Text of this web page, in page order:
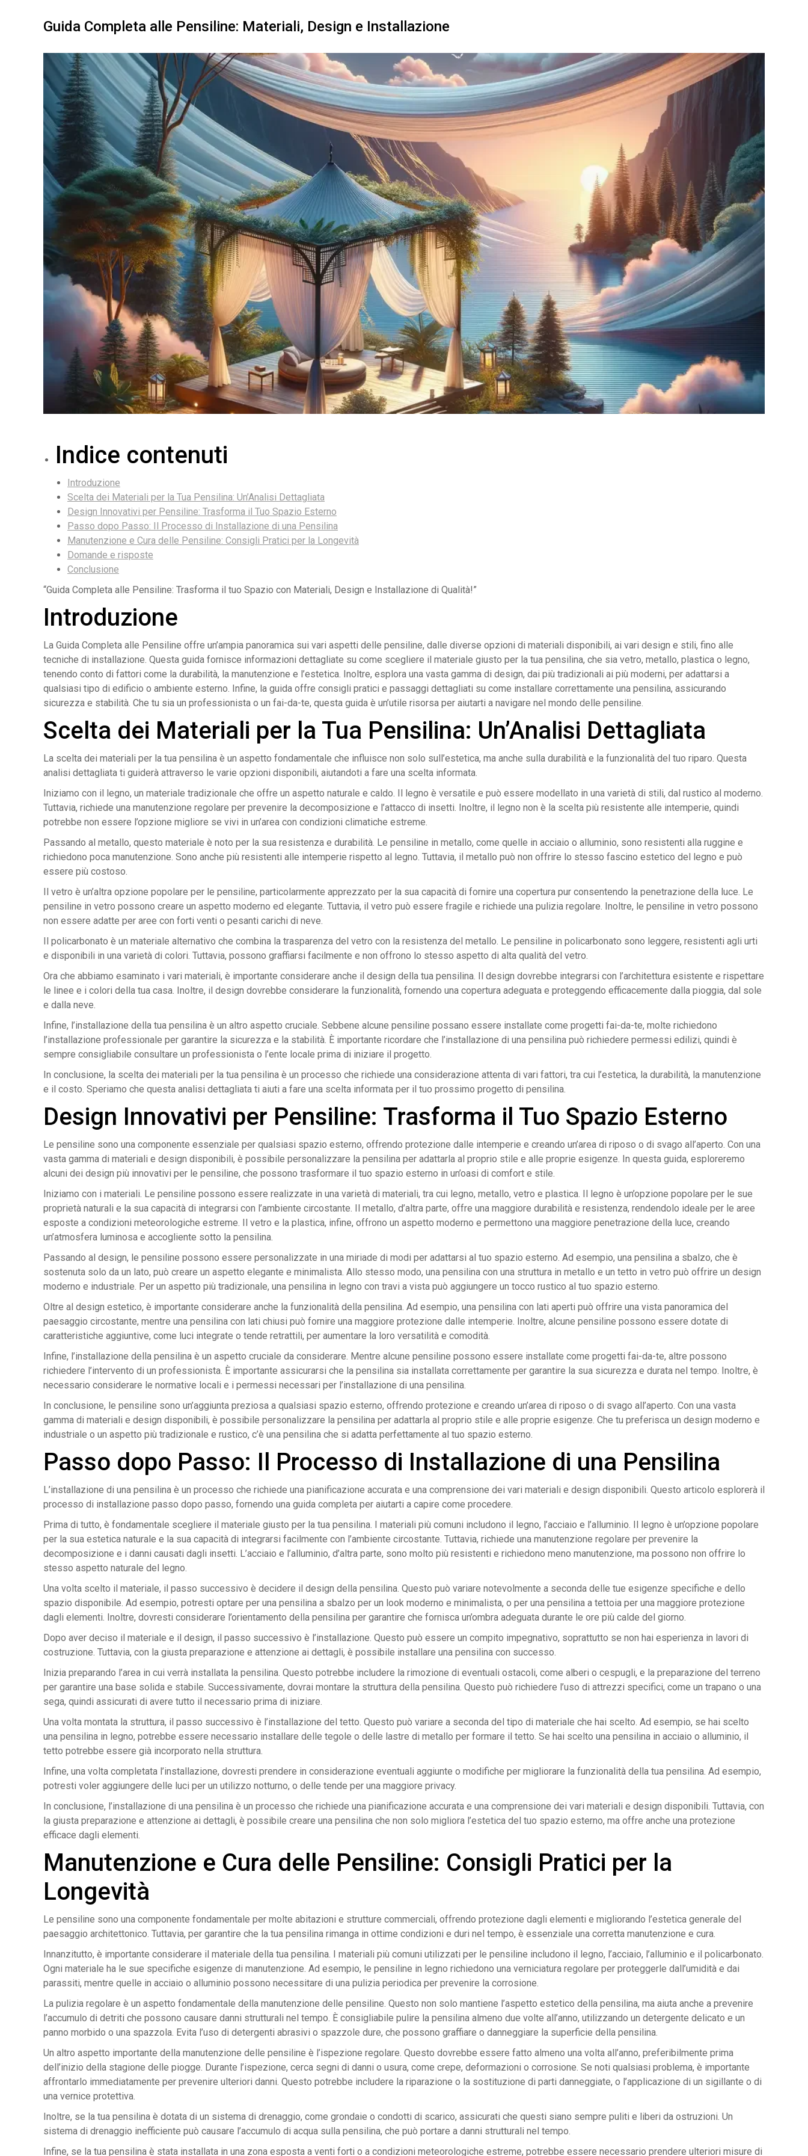
Guida Completa alle Pensiline: Materiali, Design e Installazione
Indice contenuti
Introduzione
Scelta dei Materiali per la Tua Pensilina: Un’Analisi Dettagliata
Design Innovativi per Pensiline: Trasforma il Tuo Spazio Esterno
Passo dopo Passo: Il Processo di Installazione di una Pensilina
Manutenzione e Cura delle Pensiline: Consigli Pratici per la Longevità
Domande e risposte
Conclusione
“Guida Completa alle Pensiline: Trasforma il tuo Spazio con Materiali, Design e Installazione di Qualità!”
Introduzione
La Guida Completa alle Pensiline offre un’ampia panoramica sui vari aspetti delle pensiline, dalle diverse opzioni di materiali disponibili, ai vari design e stili, fino alle
tecniche di installazione. Questa guida fornisce informazioni dettagliate su come scegliere il materiale giusto per la tua pensilina, che sia vetro, metallo, plastica o legno,
tenendo conto di fattori come la durabilità, la manutenzione e l’estetica. Inoltre, esplora una vasta gamma di design, dai più tradizionali ai più moderni, per adattarsi a
qualsiasi tipo di edificio o ambiente esterno. Infine, la guida offre consigli pratici e passaggi dettagliati su come installare correttamente una pensilina, assicurando
sicurezza e stabilità. Che tu sia un professionista o un fai-da-te, questa guida è un’utile risorsa per aiutarti a navigare nel mondo delle pensiline.
Scelta dei Materiali per la Tua Pensilina: Un’Analisi Dettagliata
La scelta dei materiali per la tua pensilina è un aspetto fondamentale che influisce non solo sull’estetica, ma anche sulla durabilità e la funzionalità del tuo riparo. Questa
analisi dettagliata ti guiderà attraverso le varie opzioni disponibili, aiutandoti a fare una scelta informata.
Iniziamo con il legno, un materiale tradizionale che offre un aspetto naturale e caldo. Il legno è versatile e può essere modellato in una varietà di stili, dal rustico al moderno.
Tuttavia, richiede una manutenzione regolare per prevenire la decomposizione e l’attacco di insetti. Inoltre, il legno non è la scelta più resistente alle intemperie, quindi
potrebbe non essere l’opzione migliore se vivi in un’area con condizioni climatiche estreme.
Passando al metallo, questo materiale è noto per la sua resistenza e durabilità. Le pensiline in metallo, come quelle in acciaio o alluminio, sono resistenti alla ruggine e
richiedono poca manutenzione. Sono anche più resistenti alle intemperie rispetto al legno. Tuttavia, il metallo può non offrire lo stesso fascino estetico del legno e può
essere più costoso.
Il vetro è un’altra opzione popolare per le pensiline, particolarmente apprezzato per la sua capacità di fornire una copertura pur consentendo la penetrazione della luce. Le
pensiline in vetro possono creare un aspetto moderno ed elegante. Tuttavia, il vetro può essere fragile e richiede una pulizia regolare. Inoltre, le pensiline in vetro possono
non essere adatte per aree con forti venti o pesanti carichi di neve.
Il policarbonato è un materiale alternativo che combina la trasparenza del vetro con la resistenza del metallo. Le pensiline in policarbonato sono leggere, resistenti agli urti
e disponibili in una varietà di colori. Tuttavia, possono graffiarsi facilmente e non offrono lo stesso aspetto di alta qualità del vetro.
Ora che abbiamo esaminato i vari materiali, è importante considerare anche il design della tua pensilina. Il design dovrebbe integrarsi con l’architettura esistente e rispettare
le linee e i colori della tua casa. Inoltre, il design dovrebbe considerare la funzionalità, fornendo una copertura adeguata e proteggendo efficacemente dalla pioggia, dal sole
e dalla neve.
Infine, l’installazione della tua pensilina è un altro aspetto cruciale. Sebbene alcune pensiline possano essere installate come progetti fai-da-te, molte richiedono
l’installazione professionale per garantire la sicurezza e la stabilità. È importante ricordare che l’installazione di una pensilina può richiedere permessi edilizi, quindi è
sempre consigliabile consultare un professionista o l’ente locale prima di iniziare il progetto.
In conclusione, la scelta dei materiali per la tua pensilina è un processo che richiede una considerazione attenta di vari fattori, tra cui l’estetica, la durabilità, la manutenzione
e il costo. Speriamo che questa analisi dettagliata ti aiuti a fare una scelta informata per il tuo prossimo progetto di pensilina.
Design Innovativi per Pensiline: Trasforma il Tuo Spazio Esterno
Le pensiline sono una componente essenziale per qualsiasi spazio esterno, offrendo protezione dalle intemperie e creando un’area di riposo o di svago all’aperto. Con una
vasta gamma di materiali e design disponibili, è possibile personalizzare la pensilina per adattarla al proprio stile e alle proprie esigenze. In questa guida, esploreremo
alcuni dei design più innovativi per le pensiline, che possono trasformare il tuo spazio esterno in un’oasi di comfort e stile.
Iniziamo con i materiali. Le pensiline possono essere realizzate in una varietà di materiali, tra cui legno, metallo, vetro e plastica. Il legno è un’opzione popolare per le sue
proprietà naturali e la sua capacità di integrarsi con l’ambiente circostante. Il metallo, d’altra parte, offre una maggiore durabilità e resistenza, rendendolo ideale per le aree
esposte a condizioni meteorologiche estreme. Il vetro e la plastica, infine, offrono un aspetto moderno e permettono una maggiore penetrazione della luce, creando
un’atmosfera luminosa e accogliente sotto la pensilina.
Passando al design, le pensiline possono essere personalizzate in una miriade di modi per adattarsi al tuo spazio esterno. Ad esempio, una pensilina a sbalzo, che è
sostenuta solo da un lato, può creare un aspetto elegante e minimalista. Allo stesso modo, una pensilina con una struttura in metallo e un tetto in vetro può offrire un design
moderno e industriale. Per un aspetto più tradizionale, una pensilina in legno con travi a vista può aggiungere un tocco rustico al tuo spazio esterno.
Oltre al design estetico, è importante considerare anche la funzionalità della pensilina. Ad esempio, una pensilina con lati aperti può offrire una vista panoramica del
paesaggio circostante, mentre una pensilina con lati chiusi può fornire una maggiore protezione dalle intemperie. Inoltre, alcune pensiline possono essere dotate di
caratteristiche aggiuntive, come luci integrate o tende retrattili, per aumentare la loro versatilità e comodità.
Infine, l’installazione della pensilina è un aspetto cruciale da considerare. Mentre alcune pensiline possono essere installate come progetti fai-da-te, altre possono
richiedere l’intervento di un professionista. È importante assicurarsi che la pensilina sia installata correttamente per garantire la sua sicurezza e durata nel tempo. Inoltre, è
necessario considerare le normative locali e i permessi necessari per l’installazione di una pensilina.
In conclusione, le pensiline sono un’aggiunta preziosa a qualsiasi spazio esterno, offrendo protezione e creando un’area di riposo o di svago all’aperto. Con una vasta
gamma di materiali e design disponibili, è possibile personalizzare la pensilina per adattarla al proprio stile e alle proprie esigenze. Che tu preferisca un design moderno e
industriale o un aspetto più tradizionale e rustico, c’è una pensilina che si adatta perfettamente al tuo spazio esterno.
Passo dopo Passo: Il Processo di Installazione di una Pensilina
L’installazione di una pensilina è un processo che richiede una pianificazione accurata e una comprensione dei vari materiali e design disponibili. Questo articolo esplorerà il
processo di installazione passo dopo passo, fornendo una guida completa per aiutarti a capire come procedere.
Prima di tutto, è fondamentale scegliere il materiale giusto per la tua pensilina. I materiali più comuni includono il legno, l’acciaio e l’alluminio. Il legno è un’opzione popolare
per la sua estetica naturale e la sua capacità di integrarsi facilmente con l’ambiente circostante. Tuttavia, richiede una manutenzione regolare per prevenire la
decomposizione e i danni causati dagli insetti. L’acciaio e l’alluminio, d’altra parte, sono molto più resistenti e richiedono meno manutenzione, ma possono non offrire lo
stesso aspetto naturale del legno.
Una volta scelto il materiale, il passo successivo è decidere il design della pensilina. Questo può variare notevolmente a seconda delle tue esigenze specifiche e dello
spazio disponibile. Ad esempio, potresti optare per una pensilina a sbalzo per un look moderno e minimalista, o per una pensilina a tettoia per una maggiore protezione
dagli elementi. Inoltre, dovresti considerare l’orientamento della pensilina per garantire che fornisca un’ombra adeguata durante le ore più calde del giorno.
Dopo aver deciso il materiale e il design, il passo successivo è l’installazione. Questo può essere un compito impegnativo, soprattutto se non hai esperienza in lavori di
costruzione. Tuttavia, con la giusta preparazione e attenzione ai dettagli, è possibile installare una pensilina con successo.
Inizia preparando l’area in cui verrà installata la pensilina. Questo potrebbe includere la rimozione di eventuali ostacoli, come alberi o cespugli, e la preparazione del terreno
per garantire una base solida e stabile. Successivamente, dovrai montare la struttura della pensilina. Questo può richiedere l’uso di attrezzi specifici, come un trapano o una
sega, quindi assicurati di avere tutto il necessario prima di iniziare.
Una volta montata la struttura, il passo successivo è l’installazione del tetto. Questo può variare a seconda del tipo di materiale che hai scelto. Ad esempio, se hai scelto
una pensilina in legno, potrebbe essere necessario installare delle tegole o delle lastre di metallo per formare il tetto. Se hai scelto una pensilina in acciaio o alluminio, il
tetto potrebbe essere già incorporato nella struttura.
Infine, una volta completata l’installazione, dovresti prendere in considerazione eventuali aggiunte o modifiche per migliorare la funzionalità della tua pensilina. Ad esempio,
potresti voler aggiungere delle luci per un utilizzo notturno, o delle tende per una maggiore privacy.
In conclusione, l’installazione di una pensilina è un processo che richiede una pianificazione accurata e una comprensione dei vari materiali e design disponibili. Tuttavia, con
la giusta preparazione e attenzione ai dettagli, è possibile creare una pensilina che non solo migliora l’estetica del tuo spazio esterno, ma offre anche una protezione
efficace dagli elementi.
Manutenzione e Cura delle Pensiline: Consigli Pratici per la
Longevità
Le pensiline sono una componente fondamentale per molte abitazioni e strutture commerciali, offrendo protezione dagli elementi e migliorando l’estetica generale del
paesaggio architettonico. Tuttavia, per garantire che la tua pensilina rimanga in ottime condizioni e duri nel tempo, è essenziale una corretta manutenzione e cura.
Innanzitutto, è importante considerare il materiale della tua pensilina. I materiali più comuni utilizzati per le pensiline includono il legno, l’acciaio, l’alluminio e il policarbonato.
Ogni materiale ha le sue specifiche esigenze di manutenzione. Ad esempio, le pensiline in legno richiedono una verniciatura regolare per proteggerle dall’umidità e dai
parassiti, mentre quelle in acciaio o alluminio possono necessitare di una pulizia periodica per prevenire la corrosione.
La pulizia regolare è un aspetto fondamentale della manutenzione delle pensiline. Questo non solo mantiene l’aspetto estetico della pensilina, ma aiuta anche a prevenire
l’accumulo di detriti che possono causare danni strutturali nel tempo. È consigliabile pulire la pensilina almeno due volte all’anno, utilizzando un detergente delicato e un
panno morbido o una spazzola. Evita l’uso di detergenti abrasivi o spazzole dure, che possono graffiare o danneggiare la superficie della pensilina.
Un altro aspetto importante della manutenzione delle pensiline è l’ispezione regolare. Questo dovrebbe essere fatto almeno una volta all’anno, preferibilmente prima
dell’inizio della stagione delle piogge. Durante l’ispezione, cerca segni di danni o usura, come crepe, deformazioni o corrosione. Se noti qualsiasi problema, è importante
affrontarlo immediatamente per prevenire ulteriori danni. Questo potrebbe includere la riparazione o la sostituzione di parti danneggiate, o l’applicazione di un sigillante o di
una vernice protettiva.
Inoltre, se la tua pensilina è dotata di un sistema di drenaggio, come grondaie o condotti di scarico, assicurati che questi siano sempre puliti e liberi da ostruzioni. Un
sistema di drenaggio inefficiente può causare l’accumulo di acqua sulla pensilina, che può portare a danni strutturali nel tempo.
Infine, se la tua pensilina è stata installata in una zona esposta a venti forti o a condizioni meteorologiche estreme, potrebbe essere necessario prendere ulteriori misure di